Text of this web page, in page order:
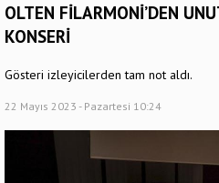
OLTEN FİLARMONİ’DEN
KONSERİ
Gösteri izleyicilerden tam not aldı.
22 Mayıs 2023 - Pazartesi 10:24